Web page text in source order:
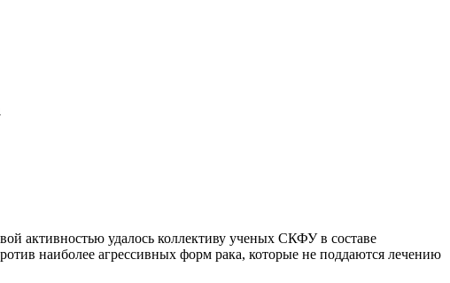
активностью удалось коллективу ученых СКФУ в составе
наиболее агрессивных форм рака, которые не поддаются лечению